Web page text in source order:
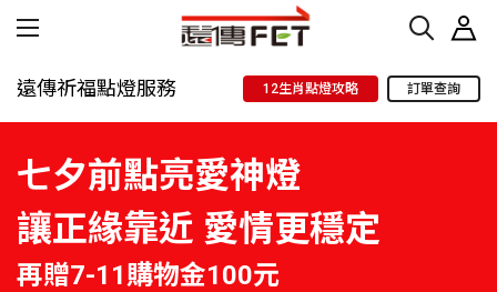
遠傳祈福點燈服務 12生肖點燈攻略 訂單查詢
七夕前點亮愛神燈
讓正緣靠近 愛情更穩定
再贈7-11購物金100元